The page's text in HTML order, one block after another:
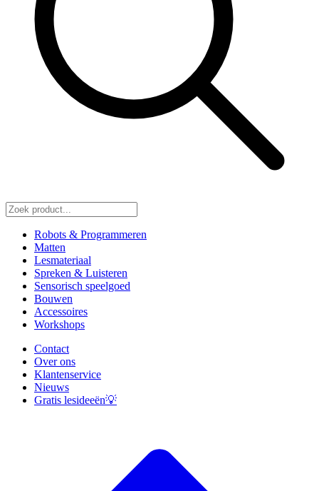
Robots & Programmeren
Matten
Lesmateriaal
Spreken & Luisteren
Sensorisch speelgoed
Bouwen
Accessoires
Workshops
Contact
Over ons
Klantenservice
Nieuws
Gratis lesideeën💡